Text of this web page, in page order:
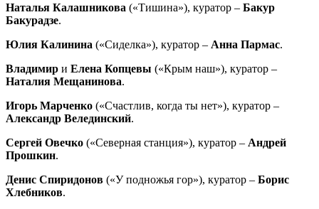
Наталья Калашникова («Тишина»), куратор – Бакур
Бакурадзе.
Юлия Калинина («Сиделка»), куратор – Анна Пармас.
Владимир и Елена Копцевы («Крым наш»), куратор –
Наталия Мещанинова.
Игорь Марченко («Счастлив, когда ты нет»), куратор –
Александр Велединский.
Сергей Овечко («Северная станция»), куратор – Андрей
Прошкин.
Денис Спиридонов («У подножья гор»), куратор – Борис
Хлебников.